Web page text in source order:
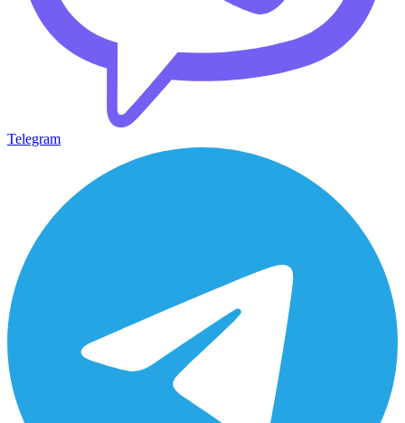
Telegram